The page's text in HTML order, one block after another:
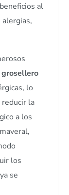
al
alergias,
grosellero
lo
reducir la
a los
los
se